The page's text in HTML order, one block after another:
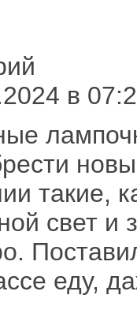
в
такие,
свет и
еду,